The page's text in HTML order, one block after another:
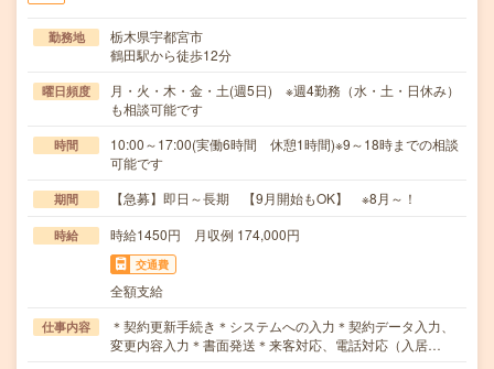
勤務地
栃木県宇都宮市
鶴田駅から徒歩12分
曜日頻度
月・火・木・金・土(週5日) ※週4勤務（水・土・日休み）
も相談可能です
時間
10:00～17:00(実働6時間 休憩1時間)※9～18時までの相談
可能です
期間 【急募】即日～長期 【9月開始もOK】 ※8月～！
時給 時給1450円 月収例 174,000円
交通費
全額支給
仕事内容
＊契約更新手続き＊システムへの入力＊契約データ入力、
変更内容入力＊書面発送＊来客対応、電話対応（入居…